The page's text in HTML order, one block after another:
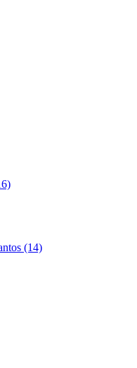
(14)